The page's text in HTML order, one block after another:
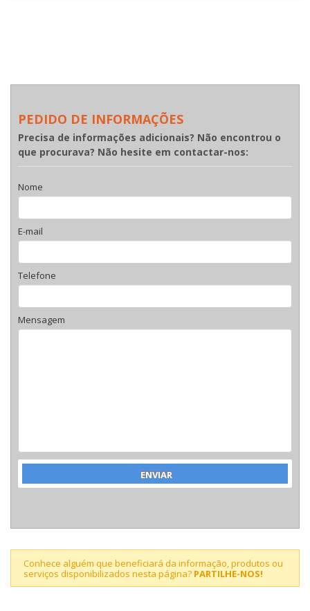
PEDIDO DE INFORMAÇÕES
Precisa de informações adicionais? Não encontrou o
que procurava? Não hesite em contactar-nos:
Nome
E-mail
Telefone
Mensagem
Conhece alguém que beneficiará da informação, produtos ou
serviços disponibilizados nesta página? PARTILHE-NOS!